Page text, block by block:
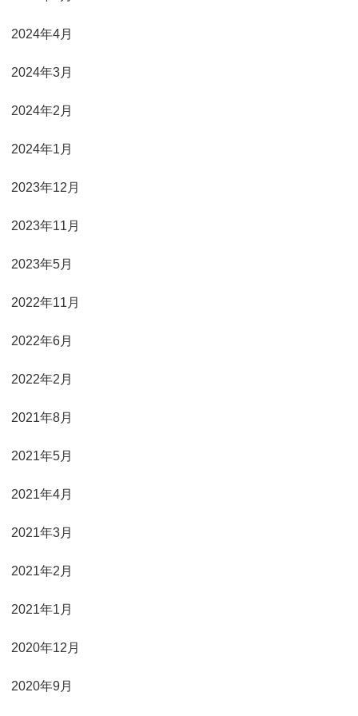
2024年4月
2024年3月
2024年2月
2024年1月
2023年12月
2023年11月
2023年5月
2022年11月
2022年6月
2022年2月
2021年8月
2021年5月
2021年4月
2021年3月
2021年2月
2021年1月
2020年12月
2020年9月